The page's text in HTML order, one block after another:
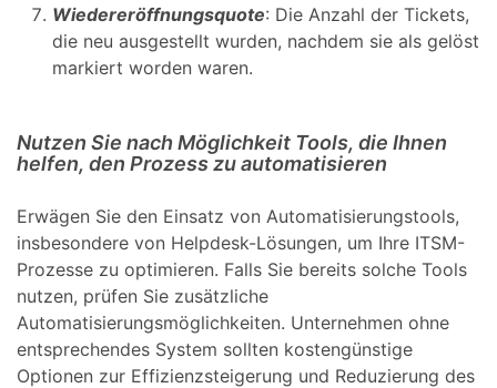
Wiedereröffnungsquote: Die Anzahl der Tickets,
die neu ausgestellt wurden, nachdem sie als gelöst
markiert worden waren.
Nutzen Sie nach Möglichkeit Tools, die Ihnen
helfen, den Prozess zu automatisieren
Erwägen Sie den Einsatz von Automatisierungstools,
insbesondere von Helpdesk-Lösungen, um Ihre ITSM-
Prozesse zu optimieren. Falls Sie bereits solche Tools
nutzen, prüfen Sie zusätzliche
Automatisierungsmöglichkeiten. Unternehmen ohne
entsprechendes System sollten kostengünstige
Optionen zur Effizienzsteigerung und Reduzierung des